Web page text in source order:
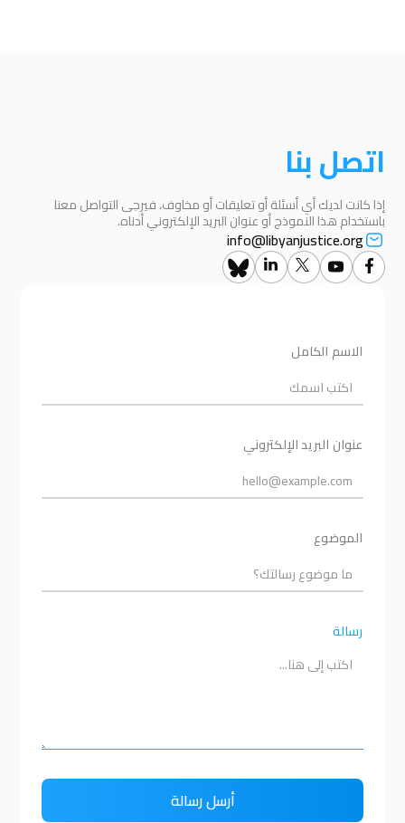
اتصل بنا
إذا كانت لديك أي أسئلة أو تعليقات أو مخاوف، فيرجى التواصل معنا
باستخدام هذا النموذج أو عنوان البريد الإلكتروني أدناه.
info@libyanjustice.org
الاسم الكامل
عنوان البريد الإلكتروني
الموضوع
رسالة